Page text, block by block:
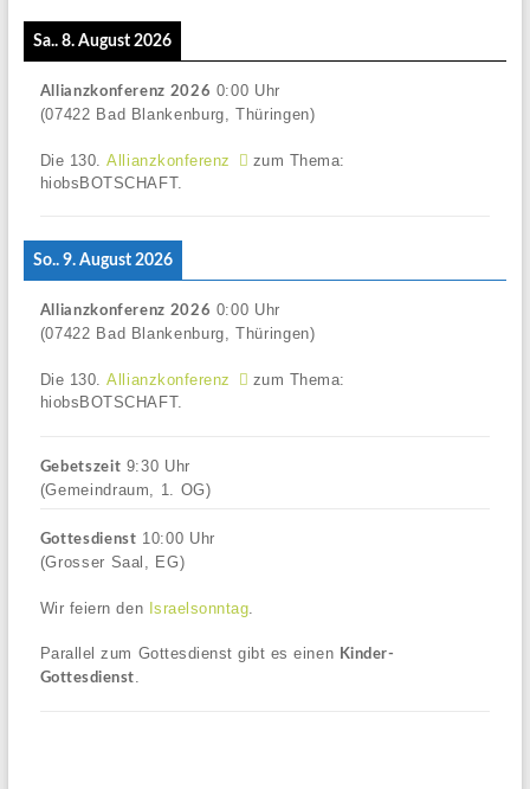
Sa.. 8. August 2026
Allianzkonferenz 2026 0:00 Uhr
(07422 Bad Blankenburg, Thüringen)
Die 130.Allianzkonferenz
zum Thema:
hiobsBOTSCHAFT.
So.. 9. August 2026
Allianzkonferenz 2026 0:00 Uhr
(07422 Bad Blankenburg, Thüringen)
Die 130.Allianzkonferenz
zum Thema:
hiobsBOTSCHAFT.
Gebetszeit 9:30 Uhr
(Gemeindraum, 1. OG)
Gottesdienst 10:00 Uhr
(Grosser Saal, EG)
Wir feiern den Israelsonntag
Parallel zum Gottesdienst gibt es einen Kinder-
Gottesdienst